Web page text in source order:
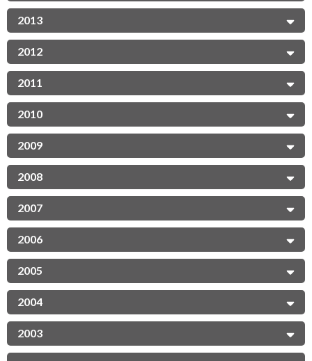
2013
2012
2011
2010
2009
2008
2007
2006
2005
2004
2003